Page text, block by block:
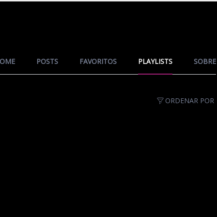
POSTS FAVORITOS PLAYLISTS SOBRE
ORDENAR POR